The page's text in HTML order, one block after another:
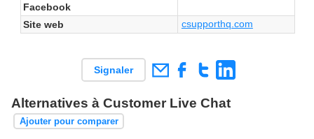
Facebook
Site web
csupporthq.com
Signaler
Alternatives à Customer Live Chat
Ajouter pour comparer